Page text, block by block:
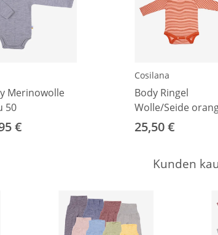
Merinowolle
50
€
Cosilana
Body Ringel
Wolle/Seide
Ringel 50/56
25,50 €
Kunden